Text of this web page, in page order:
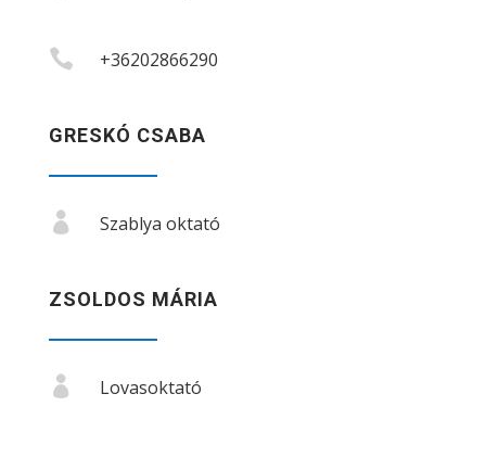
 +36202866290
GRESKÓ CSABA
 Szablya oktató
ZSOLDOS MÁRIA
 Lovasoktató